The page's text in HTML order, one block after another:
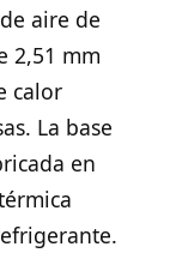
aire de
2,51 mm
calor
La base
en